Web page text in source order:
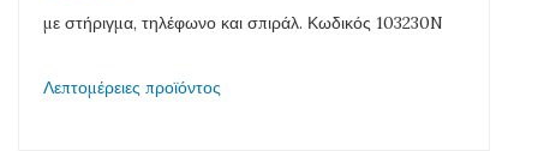
με στήριγμα, τηλέφωνο και σπιράλ. Κωδικός 103230N
Λεπτομέρειες προϊόντος